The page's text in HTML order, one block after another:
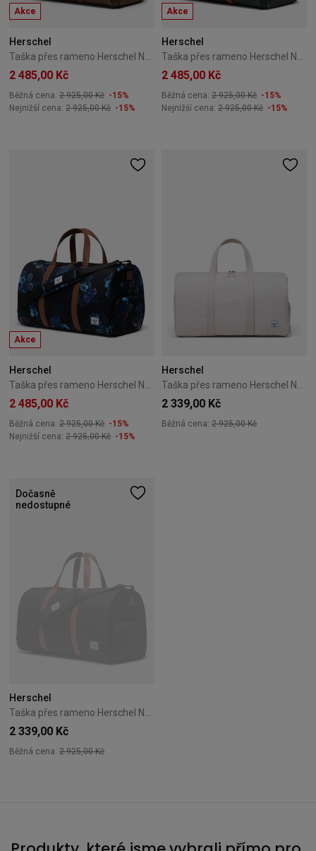
Akce
Herschel
Taška přes rameno Herschel Novel Duffle 43L Dark Earth
2 485,00 Kč
Běžná cena: 2 925,00 Kč -15%
Nejnižší cena: 2 925,00 Kč -15%
Akce
Herschel
Taška přes rameno Herschel Novel Duffle 43L Darkest Spruce
2 485,00 Kč
Běžná cena: 2 925,00 Kč -15%
Nejnižší cena: 2 925,00 Kč -15%
Akce
Herschel
2 485,00 Kč
Běžná cena: 2 925,00 Kč -15%
Nejnižší cena: 2 925,00 Kč -15%
Herschel
2 339,00 Kč
Běžná cena: 2 925,00 Kč
Dočasně
nedostupné
Herschel
2 339,00 Kč
Běžná cena: 2 925,00 Kč